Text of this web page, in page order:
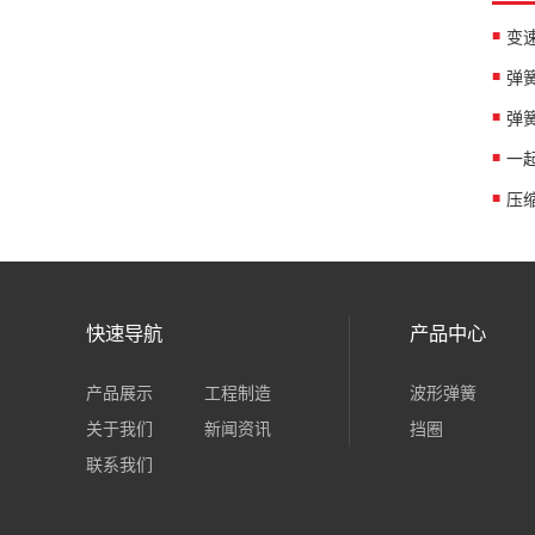
变
弹
弹
一
压
快速导航
产品展示
工程制造
关于我们
新闻资讯
联系我们
产品中心
波形弹簧
挡圈